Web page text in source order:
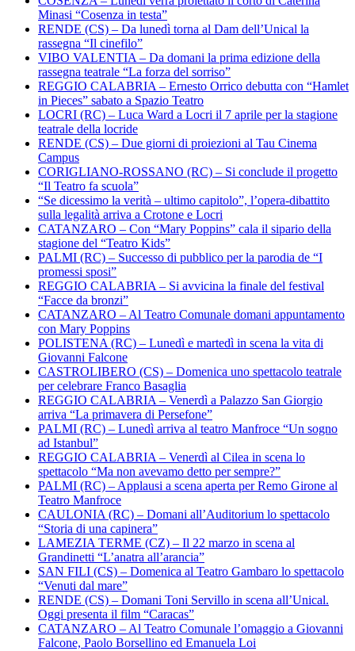
Minasi “Cosenza in testa”
RENDE (CS) – Da lunedì torna al Dam dell’Unical la
rassegna “Il cinefilo”
VIBO VALENTIA – Da domani la prima edizione della
rassegna teatrale “La forza del sorriso”
REGGIO CALABRIA – Ernesto Orrico debutta con “Hamlet
in Pieces” sabato a Spazio Teatro
LOCRI (RC) – Luca Ward a Locri il 7 aprile per la stagione
teatrale della locride
RENDE (CS) – Due giorni di proiezioni al Tau Cinema
Campus
CORIGLIANO-ROSSANO (RC) – Si conclude il progetto
“Il Teatro fa scuola”
“Se dicessimo la verità – ultimo capitolo”, l’opera-dibattito
sulla legalità arriva a Crotone e Locri
CATANZARO – Con “Mary Poppins” cala il sipario della
stagione del “Teatro Kids”
PALMI (RC) – Successo di pubblico per la parodia de “I
promessi sposi”
REGGIO CALABRIA – Si avvicina la finale del festival
“Facce da bronzi”
CATANZARO – Al Teatro Comunale domani appuntamento
con Mary Poppins
POLISTENA (RC) – Lunedì e martedì in scena la vita di
Giovanni Falcone
CASTROLIBERO (CS) – Domenica uno spettacolo teatrale
per celebrare Franco Basaglia
REGGIO CALABRIA – Venerdì a Palazzo San Giorgio
arriva “La primavera di Persefone”
PALMI (RC) – Lunedì arriva al teatro Manfroce “Un sogno
ad Istanbul”
REGGIO CALABRIA – Venerdì al Cilea in scena lo
spettacolo “Ma non avevamo detto per sempre?”
PALMI (RC) – Applausi a scena aperta per Remo Girone al
Teatro Manfroce
CAULONIA (RC) – Domani all’Auditorium lo spettacolo
“Storia di una capinera”
LAMEZIA TERME (CZ) – Il 22 marzo in scena al
Grandinetti “L’anatra all’arancia”
SAN FILI (CS) – Domenica al Teatro Gambaro lo spettacolo
“Venuti dal mare”
RENDE (CS) – Domani Toni Servillo in scena all’Unical.
Oggi presenta il film “Caracas”
CATANZARO – Al Teatro Comunale l’omaggio a Giovanni
Falcone, Paolo Borsellino ed Emanuela Loi